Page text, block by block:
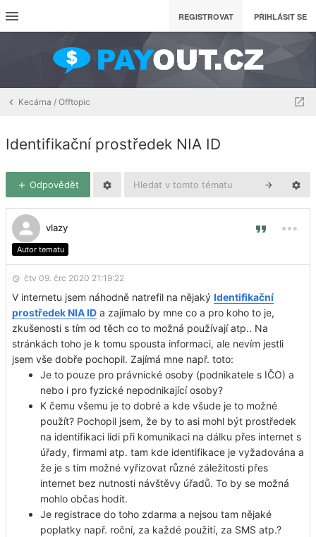
REGISTROVAT PŘIHLÁSIT SE
Kecárna / Offtopic
Identifikační prostředek NIA ID
Odpovědět
vlazy
Autor tematu
čtv 09. črc 2020 21:19:22
V internetu jsem náhodně natrefil na nějaký Identifikační
prostředek NIA ID a zajímalo by mne co a pro koho to je,
zkušenosti s tím od těch co to možná používají atp.. Na
stránkách toho je k tomu spousta informaci, ale nevím jestli
jsem vše dobře pochopil. Zajímá mne např. toto:
Je to pouze pro právnické osoby (podnikatele s IČO) a
nebo i pro fyzické nepodnikající osoby?
K čemu všemu je to dobré a kde všude je to možné
použít? Pochopil jsem, že by to asi mohl být prostředek
na identifikaci lidi při komunikaci na dálku přes internet s
úřady, firmami atp. tam kde identifikace je vyžadována a
že je s tím možné vyřizovat různé záležitosti přes
internet bez nutnosti návštěvy úřadů. To by se možná
mohlo občas hodit.
Je registrace do toho zdarma a nejsou tam nějaké
poplatky např. roční, za každé použití, za SMS atp.?